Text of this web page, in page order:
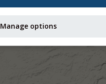
Manage options